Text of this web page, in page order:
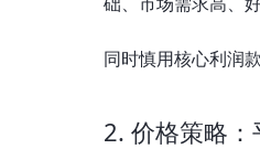
同时慎用核心利润
2. 价格策略